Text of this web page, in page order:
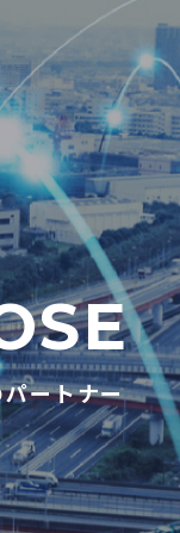
ートナー